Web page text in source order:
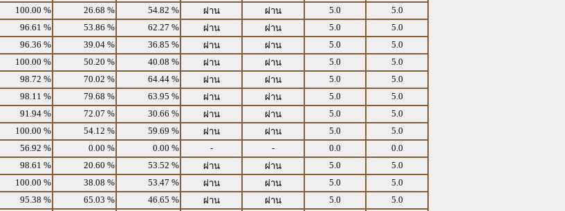
100.00 % 26.68 % 54.82 % ผ่าน ผ่าน 5.0
5.0
96.61 % 53.86 % 62.27 % ผ่าน ผ่าน 5.0
5.0
96.36 % 39.04 % 36.85 % ผ่าน ผ่าน 5.0
5.0
100.00 % 50.20 % 40.08 % ผ่าน ผ่าน 5.0
5.0
98.72 % 70.02 % 64.44 % ผ่าน ผ่าน 5.0
5.0
98.11 % 79.68 % 63.95 % ผ่าน ผ่าน 5.0
5.0
91.94 % 72.07 % 30.66 % ผ่าน ผ่าน 5.0
5.0
100.00 % 54.12 % 59.69 % ผ่าน ผ่าน 5.0
5.0
56.92 % 0.00 % 0.00 % - - 0.0
0.0
98.61 % 20.60 % 53.52 % ผ่าน ผ่าน 5.0
5.0
100.00 % 38.08 % 53.47 % ผ่าน ผ่าน 5.0
5.0
95.38 % 65.03 % 46.65 % ผ่าน ผ่าน 5.0
5.0